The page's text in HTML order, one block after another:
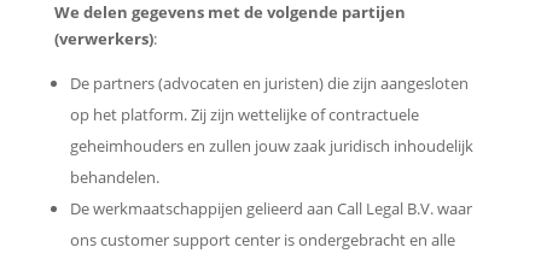
We delen gegevens met de volgende partijen
(verwerkers):
De partners (advocaten en juristen) die zijn aangesloten
op het platform. Zij zijn wettelijke of contractuele
geheimhouders en zullen jouw zaak juridisch inhoudelijk
behandelen.
De werkmaatschappijen gelieerd aan Call Legal B.V. waar
ons customer support center is ondergebracht en alle